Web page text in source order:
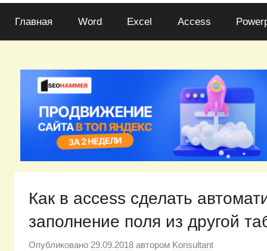
Главная Word Excel Access
Как в access сделать
заполнение поля из другой
Опубликовано 29.09.2018 автором Konsultant